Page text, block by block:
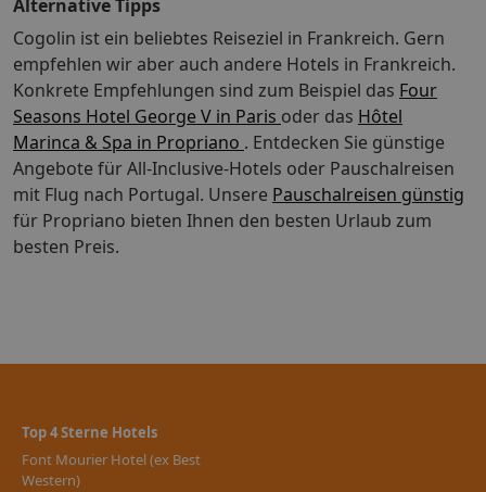
pro Haustier, pro Nacht Nutzungsgebühr für das
Kinderbett: 20 EUR pro Nacht Die oben aufgeführte
Liste enthält vielleicht nicht alle Informationen.
Gebühren und Kautionen enthalten eventuell keine
Steuern und können sich ändern. Hoteleinrichtungen:
Nutzen Sie das große Angebot an Freizeiteinrichtungen,
wie zum Beispiel: Außenpool und Tennisplatz im Freien.
Dieses Hotel bietet auch: WLAN-Internetzugang
(kostenlos), Babysitter oder Kinderbetreuung (gegen
Gebühr) und Unterstützung bei der
es Folgendes: Parken ohne Service (kostenlos).
Umgebung: Hôtel Font Mourier in Cogolin bietet die
Möglichkeit, Hafen von Grimaud und Cogolin Beach
Alternative Tipps
Cogolin ist ein beliebtes Reiseziel in Frankreich. Gern
empfehlen wir aber auch andere Hotels in Frankreich.
Konkrete Empfehlungen sind zum Beispiel das Four
Seasons Hotel George V in Paris oder das Hôtel
Marinca & Spa in Propriano . Entdecken Sie günstige
Angebote für All-Inclusive-Hotels oder Pauschalreisen
mit Flug nach Portugal. Unsere Pauschalreisen günstig
für Propriano bieten Ihnen den besten Urlaub zum
besten Preis.
Top 4 Sterne Hotels
Font Mourier Hotel (ex Best
Western)